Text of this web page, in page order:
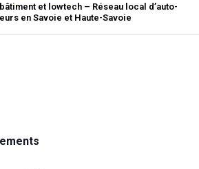
et lowtech – Réseau local d’auto-
en Savoie et Haute-Savoie